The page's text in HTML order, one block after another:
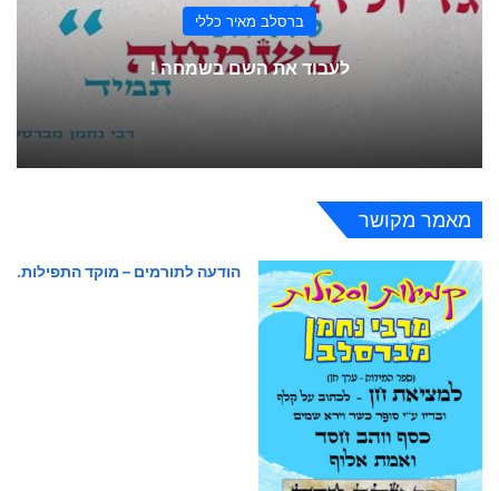
ברסלב מאיר כללי
לעבוד את השם בשמחה !
מאמר מקושר
הודעה לתורמים – מוקד התפילות.